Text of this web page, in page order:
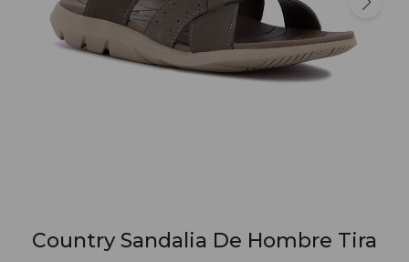
Country Sandalia De Hombre Tira